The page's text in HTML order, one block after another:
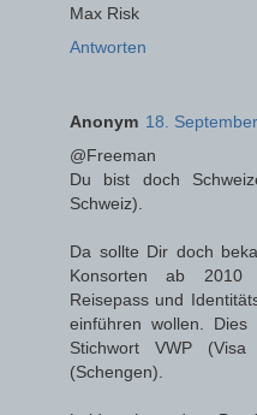
Max Risk
Antworten
Anonym 18.
@Freeman
Du bist doch
Schweiz).
Da sollte Dir doch
Konsorten ab 2010
Reisepass und
einführen wollen.
Stichwort VWP
(Schengen).